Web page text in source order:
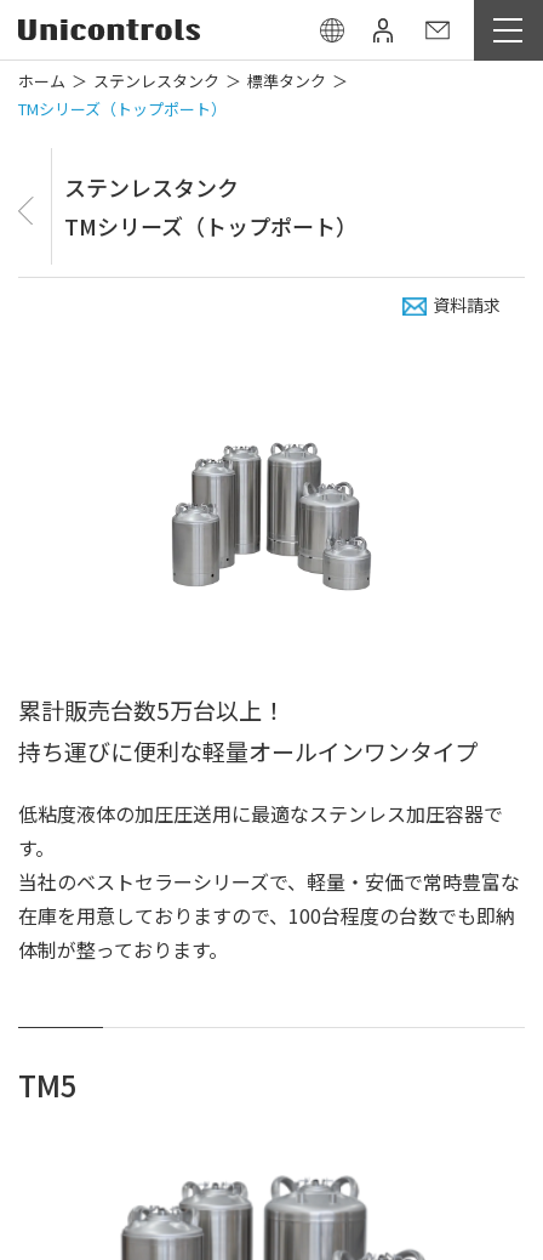
ホーム ステンレスタンク
標準タンク
TMシリーズ（トップポート）
ステンレスタンク
TMシリーズ（トップポート）
資料請求
累計販売台数5万台以上！
持ち運びに便利な軽量オールインワンタイプ
低粘度液体の加圧圧送用に最適なステンレス加圧容器で
す。
当社のベストセラーシリーズで、軽量・安価で常時豊富な
在庫を用意しておりますので、100台程度の台数でも即納
体制が整っております。
TM5